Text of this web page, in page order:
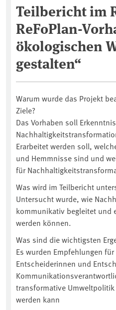
Teilbericht im
ReFoPlan-
ökologischen
gestalten“
Warum wurde das Projekt
Ziele?
Das Vorhaben soll
Erarbeitet werden soll,
und Hemmnisse sind und
für
Was wird im Teilbericht
Untersucht wurde, wie
kommunikativ begleitet und
werden können.
Was sind die wichtigsten
Es wurden Empfehlungen
Entscheiderinnen und
transformative
werden kann